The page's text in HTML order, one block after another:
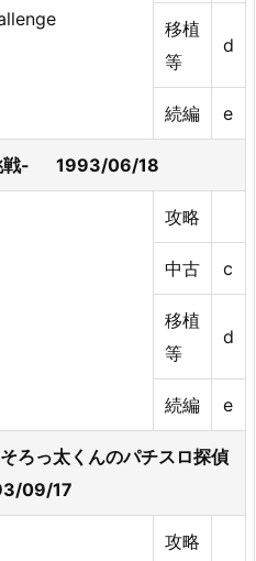
移植
等
d
続編 e
挑戦- 1993/06/18
攻略
中古 c
移植
等
d
続編 e
ろっ太くんのパチスロ探偵
09/17
攻略